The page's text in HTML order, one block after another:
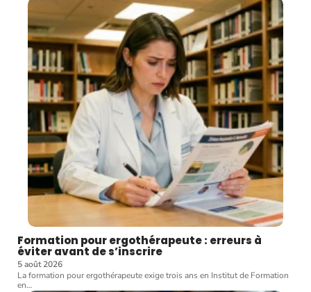
Formation pour ergothérapeute : erreurs à
éviter avant de s’inscrire
5 août 2026
La formation pour ergothérapeute exige trois ans en Institut de Formation
en…